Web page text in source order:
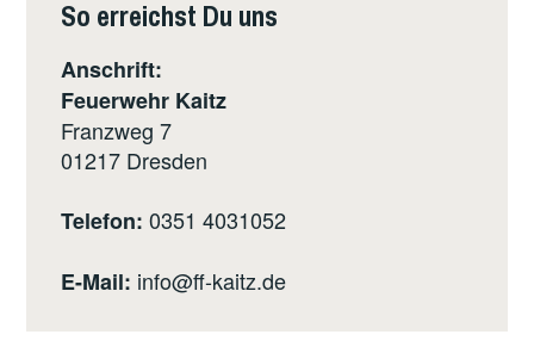
So erreichst Du uns
Anschrift:
Feuerwehr Kaitz
Franzweg 7
01217 Dresden
Telefon:0351 4031052
E-Mail: info@ff-kaitz.de